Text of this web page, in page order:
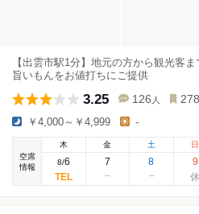
【出雲市駅1分】地元の方から観光客
旨いもんをお値打ちにご提供
3.25 126 人
￥4,000～￥4,999 -
空席
情報
木
8/6
金
7
土
8
日
9